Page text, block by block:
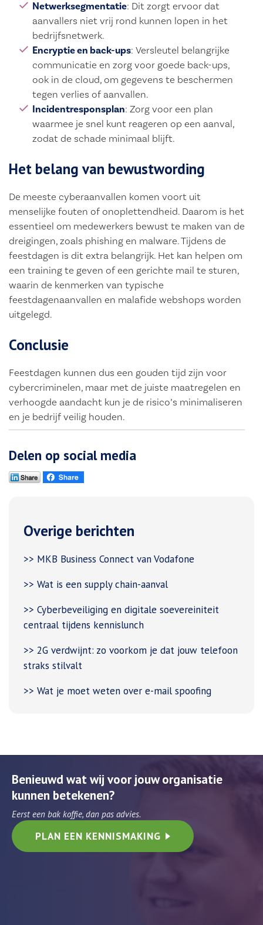
Netwerksegmentatie: Dit zorgt ervoor dat
aanvallers niet vrij rond kunnen lopen in het
bedrijfsnetwerk.
Encryptie en back-ups: Versleutel belangrijke
communicatie en zorg voor goede back-ups,
ook in de cloud, om gegevens te beschermen
tegen verlies of aanvallen.
Incidentresponsplan: Zorg voor een plan
waarmee je snel kunt reageren op een aanval,
zodat de schade minimaal blijft.
Het belang van bewustwording
De meeste cyberaanvallen komen voort uit
menselijke fouten of onoplettendheid. Daarom is het
essentieel om medewerkers bewust te maken van de
dreigingen, zoals phishing en malware. Tijdens de
feestdagen is dit extra belangrijk. Het kan helpen om
een training te geven of een gerichte mail te sturen,
waarin de kenmerken van typische
feestdagenaanvallen en malafide webshops worden
uitgelegd.
Conclusie
Feestdagen kunnen dus een gouden tijd zijn voor
cybercriminelen, maar met de juiste maatregelen en
verhoogde aandacht kun je de risico’s minimaliseren
en je bedrijf veilig houden.
Delen op social media
Overige berichten
>> MKB Business Connect van Vodafone
>> Wat is een supply chain-aanval
>> Cyberbeveiliging en digitale soevereiniteit
centraal tijdens kennislunch
>> 2G verdwijnt: zo voorkom je dat jouw telefoon
straks stilvalt
>> Wat je moet weten over e-mail spoofing
Benieuwd wat wij voor jouw organisatie
kunnen betekenen?
Eerst een bak koffie, dan pas advies.
PLAN EEN KENNISMAKING